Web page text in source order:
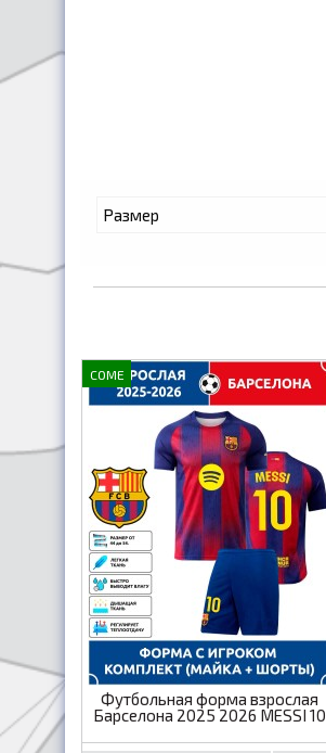
Размер
COME
Футбольная форма взрослая
Барселона 2025 2026 MESSI 10